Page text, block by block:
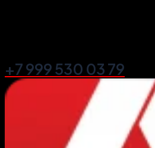
+7 999 530 03 79